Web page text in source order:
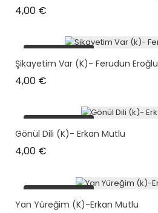
4,00 €
plus en stock
Şikayetim Var (k)- Ferudun Eroğlu
4,00 €
plus en stock
Gönül Dili (k)- Erkan Mutlu
4,00 €
plus en stock
Yan Yüreğim (k)-Erkan Mutlu